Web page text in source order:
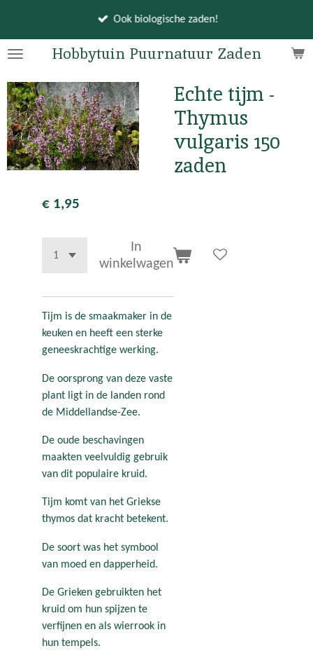
naar
hoofdinhoud
Hobbytuin Puurnatuur Zaden
Ook biologische zaden!
Echte tijm -
Thymus
vulgaris 150
zaden
€ 1,95
In
winkelwagen
Tijm is de smaakmaker in de
keuken en heeft een sterke
geneeskrachtige werking.
De oorsprong van deze vaste
plant ligt in de landen rond
de Middellandse-Zee.
De oude beschavingen
maakten veelvuldig gebruik
van dit populaire kruid.
Tijm komt van het Griekse
thymos dat kracht betekent.
De soort was het symbool
van moed en dapperheid.
De Grieken gebruikten het
kruid om hun spijzen te
verfijnen en als wierrook in
hun tempels.